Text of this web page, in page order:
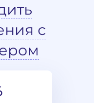
с